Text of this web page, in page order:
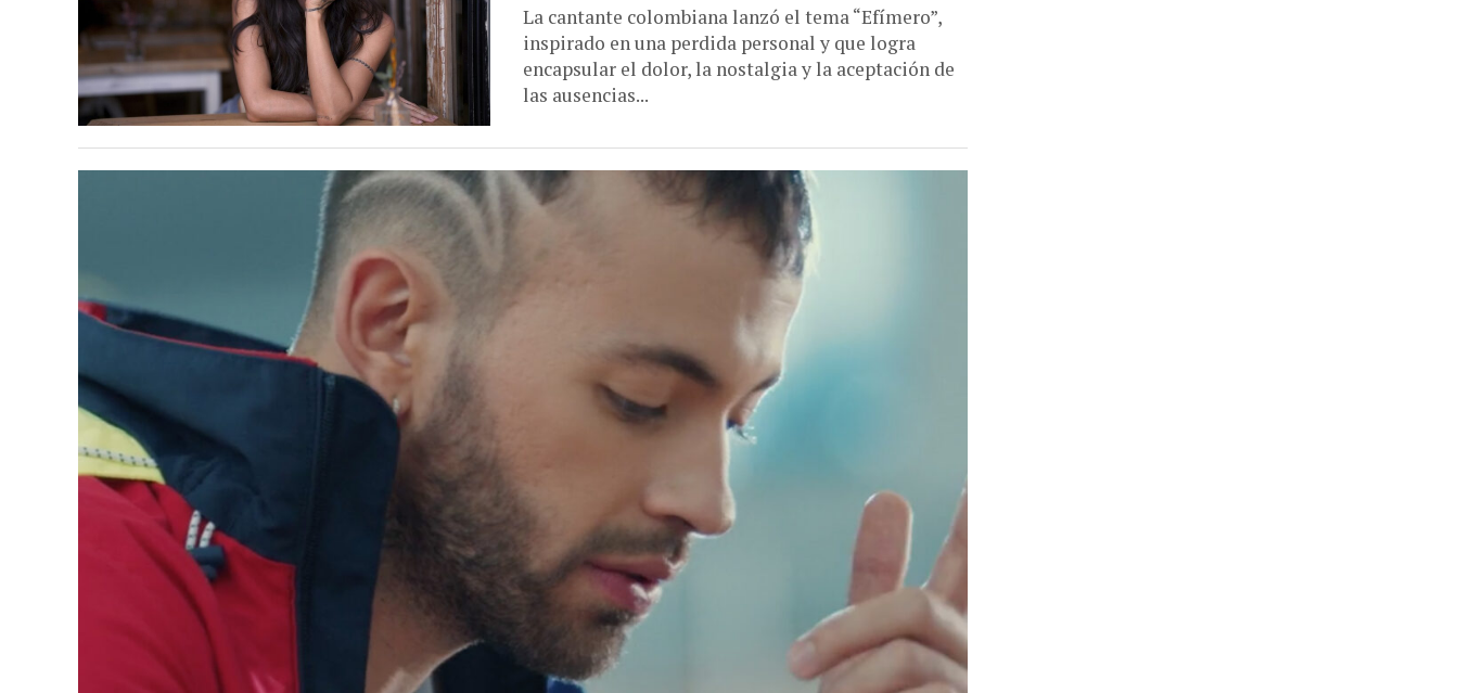
La cantante colombiana lanzó el tema “Efímero”,
inspirado en una perdida personal y que logra
encapsular el dolor, la nostalgia y la aceptación de
las ausencias...